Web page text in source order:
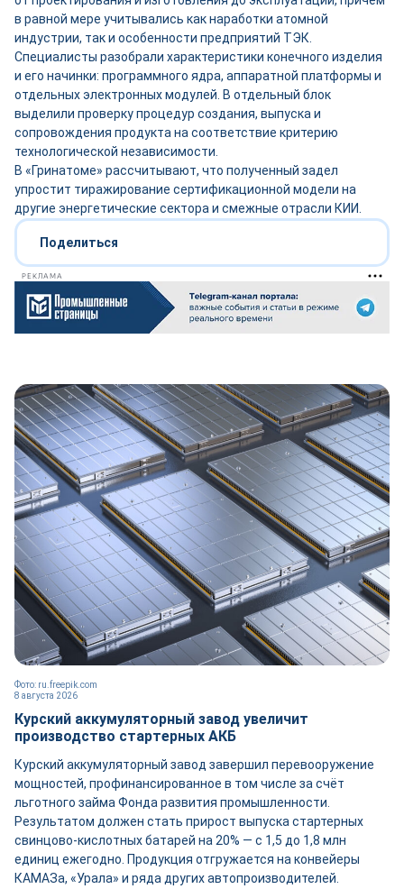
в равной мере учитывались как наработки атомной
индустрии, так и особенности предприятий ТЭК.
Специалисты разобрали характеристики конечного изделия
и его начинки: программного ядра, аппаратной платформы и
отдельных электронных модулей. В отдельный блок
выделили проверку процедур создания, выпуска и
сопровождения продукта на соответствие критерию
технологической независимости.
В «Гринатоме» рассчитывают, что полученный задел
упростит тиражирование сертификационной модели на
другие энергетические сектора и смежные отрасли КИИ.
Поделиться
РЕКЛАМА
8 августа 2026
Фото: ru.freepik.com
Курский аккумуляторный завод увеличит
производство стартерных АКБ
Курский аккумуляторный завод завершил перевооружение
мощностей, профинансированное в том числе за счёт
льготного займа Фонда развития промышленности.
Результатом должен стать прирост выпуска стартерных
свинцово-кислотных батарей на 20% — с 1,5 до 1,8 млн
единиц ежегодно. Продукция отгружается на конвейеры
КАМАЗа, «Урала» и ряда других автопроизводителей.